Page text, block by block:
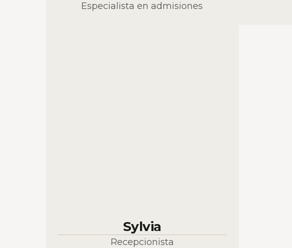
Especialista en admisiones
Sylvia
Recepcionista